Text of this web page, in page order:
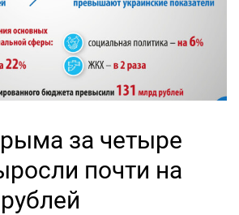
за четыре
почти на